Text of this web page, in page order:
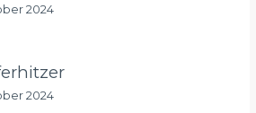
2024
2024